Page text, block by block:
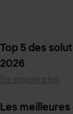
Top 5 des
2026
En savoir plus
Les